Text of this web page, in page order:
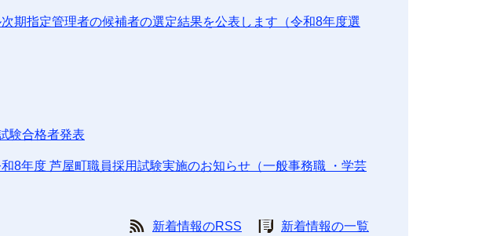
期指定管理者の候補者の選定結果を公表します（令和8年度選
験合格者発表
8年度 芦屋町職員採用試験実施のお知らせ（一般事務職 ・学芸
新着情報のRSS 新着情報の一覧